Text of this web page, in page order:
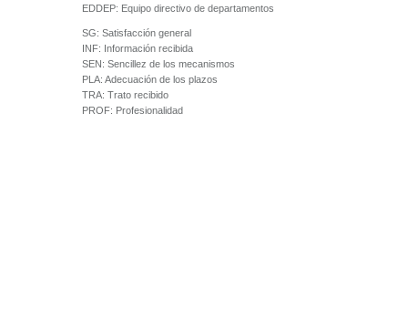
EDDEP: Equipo directivo de departamentos
SG: Satisfacción general
INF: Información recibida
SEN: Sencillez de los mecanismos
PLA: Adecuación de los plazos
TRA: Trato recibido
PROF: Profesionalidad